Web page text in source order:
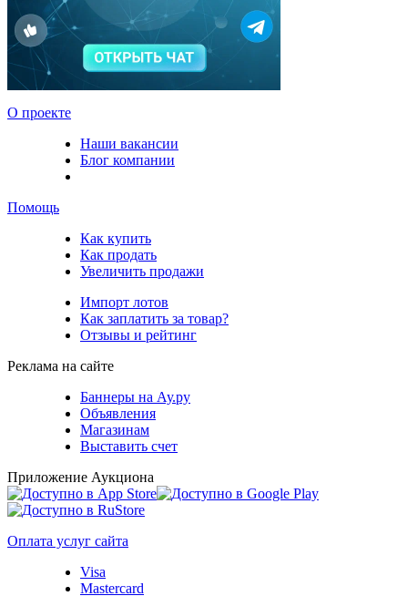
О проекте
Наши вакансии
Блог компании
Помощь
Как купить
Как продать
Увеличить продажи
Импорт лотов
Как заплатить за товар?
Отзывы и рейтинг
Реклама на сайте
Баннеры на Ау.ру
Объявления
Магазинам
Выставить счет
Приложение Аукциона
Оплата услуг сайта
Visa
Mastercard